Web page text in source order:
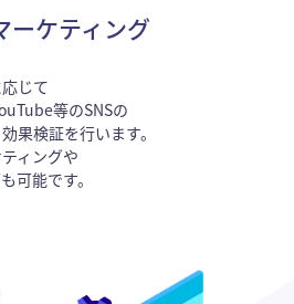
ーケティング
じて
等のSNSの
果検証を行います。
ィングや
可能です。